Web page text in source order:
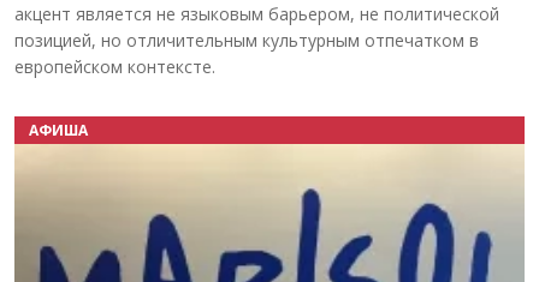
акцент является не языковым барьером, не политической
позицией, но отличительным культурным отпечатком в
европейском контексте.
АФИША